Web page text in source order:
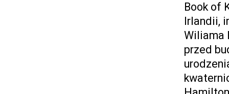
Book of
Irlandii,
Wiliama
przed